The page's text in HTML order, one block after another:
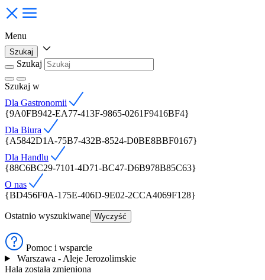
Menu
Szukaj
Szukaj
Szukaj w
Dla Gastronomii
{9A0FB942-EA77-413F-9865-0261F9416BF4}
Dla Biura
{A5842D1A-75B7-432B-8524-D0BE8BBF0167}
Dla Handlu
{88C6BC29-7101-4D71-BC47-D6B978B85C63}
O nas
{BD456F0A-175E-406D-9E02-2CCA4069F128}
Ostatnio wyszukiwane Wyczyść
Pomoc i wsparcie
Warszawa - Aleje Jerozolimskie
Hala została zmieniona